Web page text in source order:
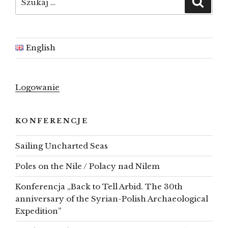
English
Logowanie
KONFERENCJE
Sailing Uncharted Seas
Poles on the Nile / Polacy nad Nilem
Konferencja „Back to Tell Arbid. The 30th
anniversary of the Syrian-Polish Archaeological
Expedition”